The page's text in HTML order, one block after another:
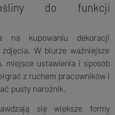
do funkcji
na kupowaniu dekoracji
W biurze ważniejsze
miejsce ustawienia i sposób
z ruchem pracowników i
pusty narożnik.
się większe formy